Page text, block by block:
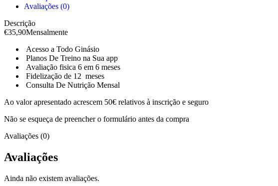
+55
anos
Avaliações (0)
Descrição
€35,90Mensalmente
Acesso a Todo Ginásio
Planos De Treino na Sua app
Avaliação fisica 6 em 6 meses
Fidelização de 12 meses
Consulta De Nutrição Mensal
Ao valor apresentado acrescem 50€ relativos à inscrição e seguro
Não se esqueça de preencher o formulário antes da compra
Avaliações (0)
Avaliações
Ainda não existem avaliações.